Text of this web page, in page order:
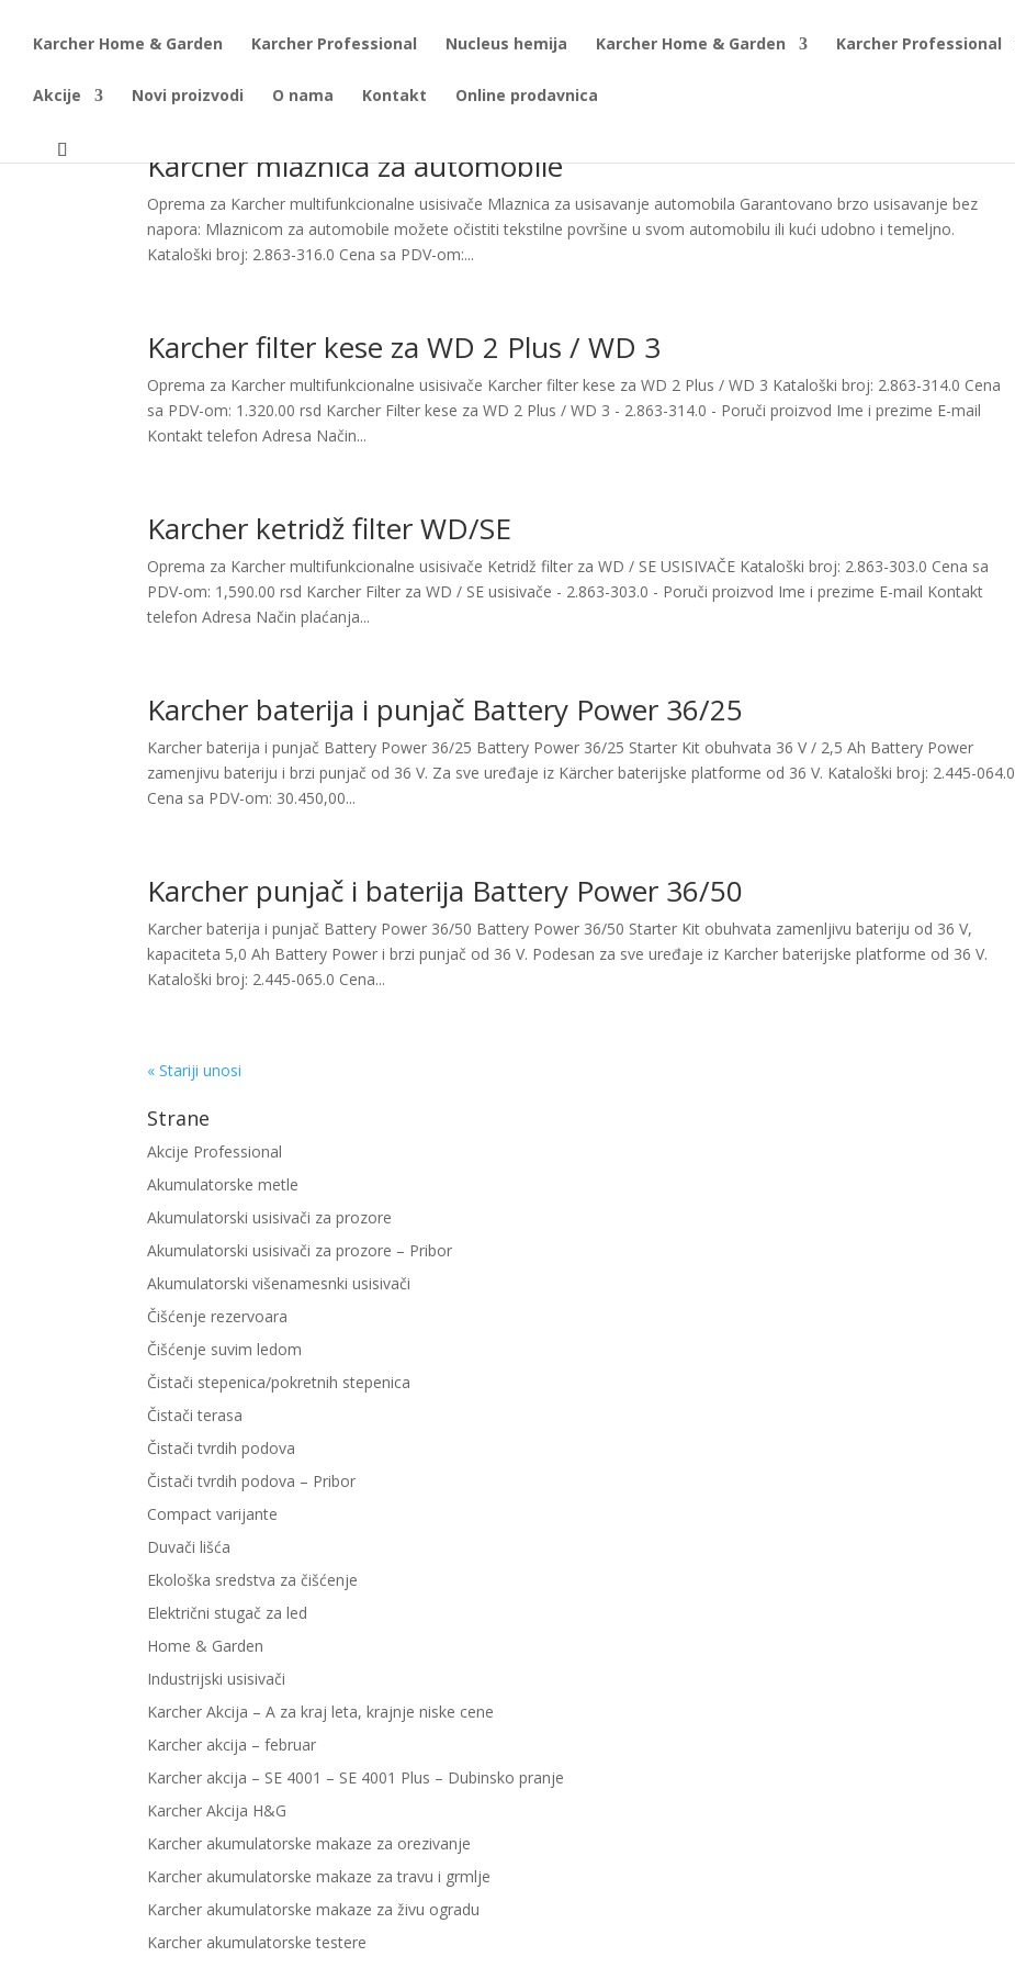
Karcher Home & Garden Karcher Professional Nucleus hemija Karcher Home & Garden Karcher Professional
Akcije Novi proizvodi O nama Kontakt Online prodavnica
Karcher mlaznica za automobile
Oprema za Karcher multifunkcionalne usisivače Mlaznica za usisavanje automobila Garantovano brzo usisavanje bez
napora: Mlaznicom za automobile možete očistiti tekstilne površine u svom automobilu ili kući udobno i temeljno.
Kataloški broj: 2.863-316.0 Cena sa PDV-om:...
Karcher filter kese za WD 2 Plus / WD 3
Oprema za Karcher multifunkcionalne usisivače Karcher filter kese za WD 2 Plus / WD 3 Kataloški broj: 2.863-314.0 Cena
sa PDV-om: 1.320.00 rsd Karcher Filter kese za WD 2 Plus / WD 3 - 2.863-314.0 - Poruči proizvod Ime i prezime E-mail
Kontakt telefon Adresa Način...
Karcher ketridž filter WD/SE
Oprema za Karcher multifunkcionalne usisivače Ketridž filter za WD / SE USISIVAČE Kataloški broj: 2.863-303.0 Cena sa
PDV-om: 1,590.00 rsd Karcher Filter za WD / SE usisivače - 2.863-303.0 - Poruči proizvod Ime i prezime E-mail Kontakt
telefon Adresa Način plaćanja...
Karcher baterija i punjač Battery Power 36/25
Karcher baterija i punjač Battery Power 36/25 Battery Power 36/25 Starter Kit obuhvata 36 V / 2,5 Ah Battery Power
zamenjivu bateriju i brzi punjač od 36 V. Za sve uređaje iz Kärcher baterijske platforme od 36 V. Kataloški broj: 2.445-064.0
Cena sa PDV-om: 30.450,00...
Karcher punjač i baterija Battery Power 36/50
Karcher baterija i punjač Battery Power 36/50 Battery Power 36/50 Starter Kit obuhvata zamenljivu bateriju od 36 V,
kapaciteta 5,0 Ah Battery Power i brzi punjač od 36 V. Podesan za sve uređaje iz Karcher baterijske platforme od 36 V.
Kataloški broj: 2.445-065.0 Cena...
« Stariji unosi
Strane
Akcije Professional
Akumulatorske metle
Akumulatorski usisivači za prozore
Akumulatorski usisivači za prozore – Pribor
Akumulatorski višenamesnki usisivači
Čišćenje rezervoara
Čišćenje suvim ledom
Čistači stepenica/pokretnih stepenica
Čistači terasa
Čistači tvrdih podova
Čistači tvrdih podova – Pribor
Compact varijante
Duvači lišća
Ekološka sredstva za čišćenje
Električni stugač za led
Home & Garden
Industrijski usisivači
Karcher Akcija – A za kraj leta, krajnje niske cene
Karcher akcija – februar
Karcher akcija – SE 4001 – SE 4001 Plus – Dubinsko pranje
Karcher Akcija H&G
Karcher akumulatorske makaze za orezivanje
Karcher akumulatorske makaze za travu i grmlje
Karcher akumulatorske makaze za živu ogradu
Karcher akumulatorske testere